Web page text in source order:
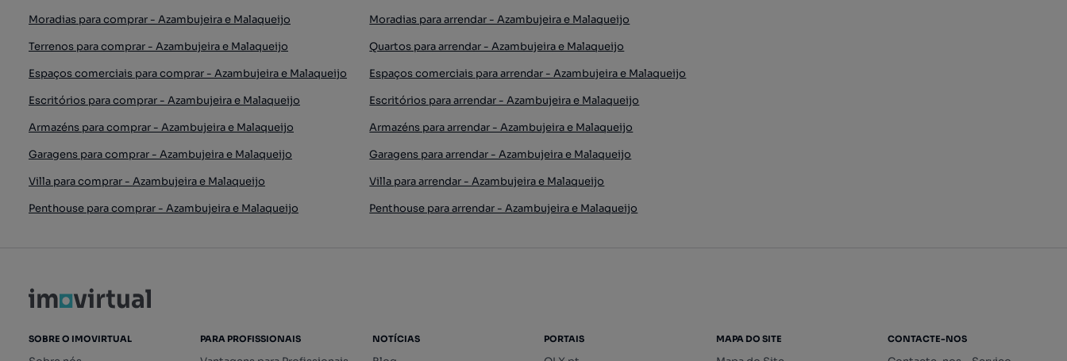
Moradias para comprar - Azambujeira e Malaqueijo
Terrenos para comprar - Azambujeira e Malaqueijo
Espaços comerciais para comprar - Azambujeira e Malaqueijo
Escritórios para comprar - Azambujeira e Malaqueijo
Armazéns para comprar - Azambujeira e Malaqueijo
Garagens para comprar - Azambujeira e Malaqueijo
Villa para comprar - Azambujeira e Malaqueijo
Penthouse para comprar - Azambujeira e Malaqueijo
Moradias para arrendar - Azambujeira e Malaqueijo
Quartos para arrendar - Azambujeira e Malaqueijo
Espaços comerciais para arrendar - Azambujeira e Malaqueijo
Escritórios para arrendar - Azambujeira e Malaqueijo
Armazéns para arrendar - Azambujeira e Malaqueijo
Garagens para arrendar - Azambujeira e Malaqueijo
Villa para arrendar - Azambujeira e Malaqueijo
Penthouse para arrendar - Azambujeira e Malaqueijo
SOBRE O IMOVIRTUAL PARA PROFISSIONAIS NOTÍCIAS PORTAIS MAPA DO SITE CONTACTE-NOS